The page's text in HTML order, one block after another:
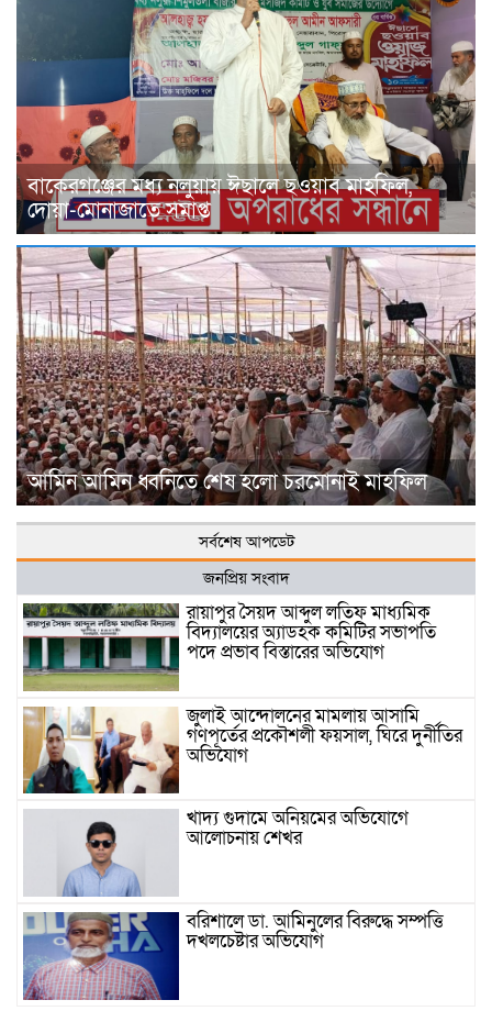
বাকেরগঞ্জের মধ্য নলুয়ায় ঈছালে ছওয়াব মাহফিল,
দোয়া-মোনাজাতে সমাপ্ত
আমিন আমিন ধ্বনিতে শেষ হলো চরমোনাই মাহফিল
সর্বশেষ আপডেট
জনপ্রিয় সংবাদ
রায়াপুর সৈয়দ আব্দুল লতিফ মাধ্যমিক
বিদ্যালয়ের অ্যাডহক কমিটির সভাপতি
পদে প্রভাব বিস্তারের অভিযোগ
জুলাই আন্দোলনের মামলায় আসামি
গণপূর্তের প্রকৌশলী ফয়সাল, ঘিরে দুর্নীতির
অভিযোগ
খাদ্য গুদামে অনিয়মের অভিযোগে
আলোচনায় শেখর
বরিশালে ডা. আমিনুলের বিরুদ্ধে সম্পত্তি
দখলচেষ্টার অভিযোগ